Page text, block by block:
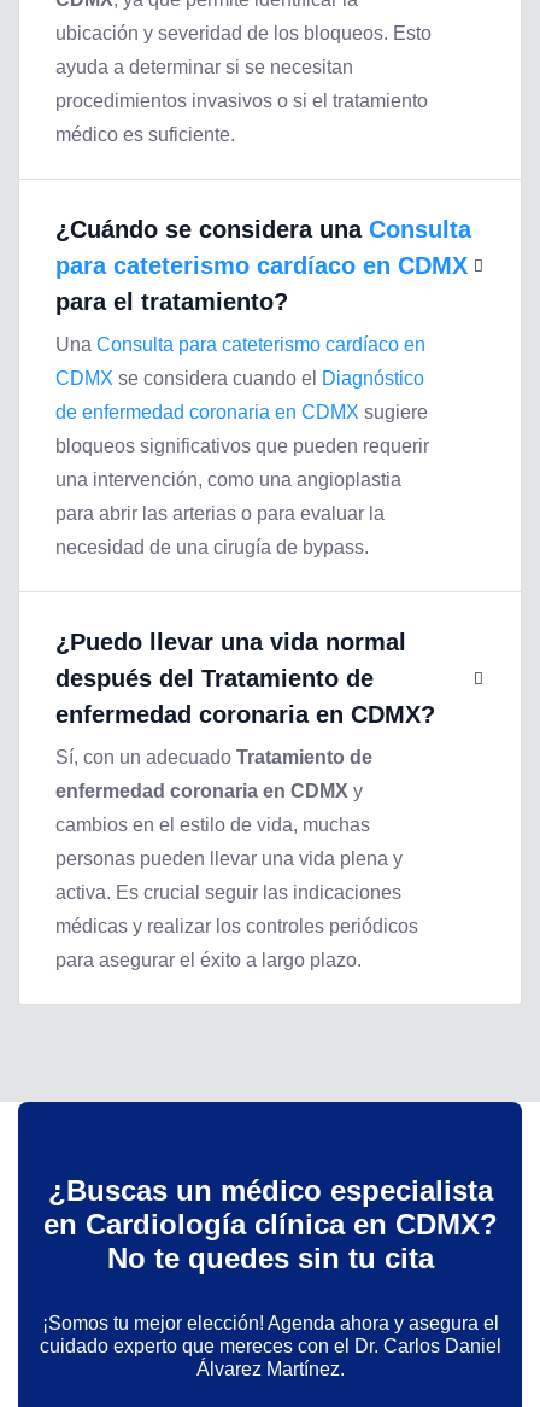
ubicación y severidad de los bloqueos. Esto
ayuda a determinar si se necesitan
procedimientos invasivos o si el tratamiento
médico es suficiente.
¿Cuándo se considera una Consulta
para cateterismo cardíaco en CDMX
para el tratamiento?
Una Consulta para cateterismo cardíaco en
CDMX se considera cuando el Diagnóstico
de enfermedad coronaria en CDMX sugiere
bloqueos significativos que pueden requerir
una intervención, como una angioplastia
para abrir las arterias o para evaluar la
necesidad de una cirugía de bypass.
¿Puedo llevar una vida normal
después del Tratamiento de
enfermedad coronaria en CDMX?
Sí, con un adecuado Tratamiento de
enfermedad coronaria en CDMX y
cambios en el estilo de vida, muchas
personas pueden llevar una vida plena y
activa. Es crucial seguir las indicaciones
médicas y realizar los controles periódicos
para asegurar el éxito a largo plazo.
¿Buscas un médico especialista
en Cardiología clínica en CDMX?
No te quedes sin tu cita
¡Somos tu mejor elección! Agenda ahora y asegura el
cuidado experto que mereces con el Dr. Carlos Daniel
Álvarez Martínez.